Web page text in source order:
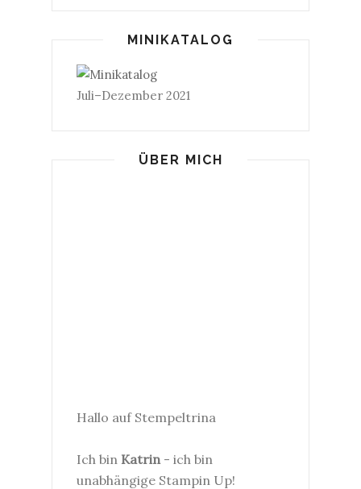
MINIKATALOG
Juli–Dezember 2021
ÜBER MICH
Hallo auf Stempeltrina
Ich bin Katrin- ich bin
unabhängige Stampin Up!